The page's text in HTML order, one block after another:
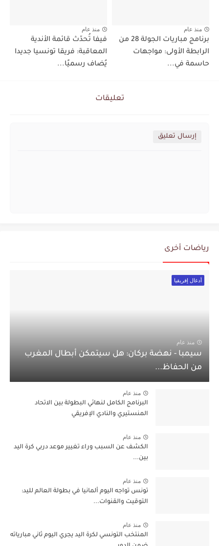
منذ عام
برنامج مباريات الجولة 28 من
الرابطة الأولى: مواجهات
حاسمة في...
منذ عام
فيفا تُحدّث قائمة الأندية
المعاقبة: فريقا تونسيا جديدا
يُضاف رسميًا...
تعليقات
إرسال تعليق
رياضات أخرى
أدغال إفريقيا
منذ عام
سيمبا - نهضة بركان: هل سيتمكن أبطال المغرب
من الحفاظ...
منذ عام
البرنامج الكامل لنهائي البطولة بين الاتحاد
المنستيري والنادي الإفريقي
منذ عام
الكشف عن السبب وراء تغيير موعد دربي كرة اليد
بين...
منذ عام
تونس تواجه اليوم ألمانيا في بطولة العالم لليد:
التوقيت والقنوات...
منذ عام
المنتخب التونسي لكرة اليد يجري اليوم ثاني مبارياته